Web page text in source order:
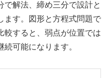
で解法、締め三分で設計と
ます。図形と方程式問題で
較すると、弱点が位置では
可能になります。